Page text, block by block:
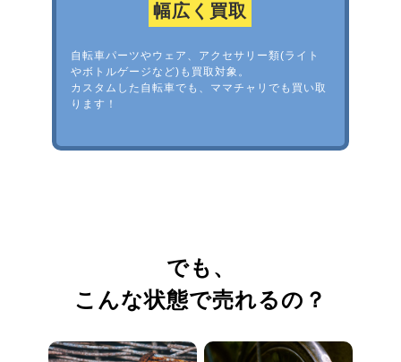
幅広く買取
自転車パーツやウェア、アクセサリー類(ライト
やボトルゲージなど)も買取対象。
カスタムした自転車でも、ママチャリでも買い取
ります！
でも、
こんな状態で売れるの？